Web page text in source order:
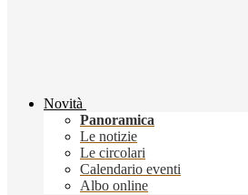
Novità
Panoramica
Le notizie
Le circolari
Calendario eventi
Albo online